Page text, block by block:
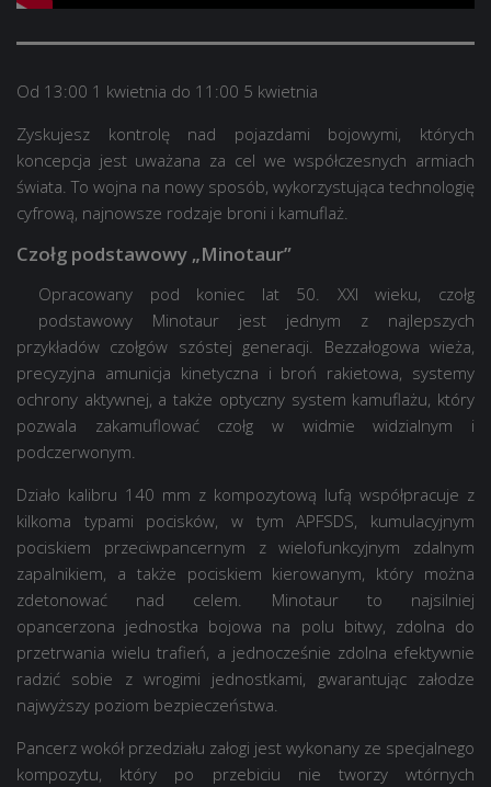
Od 13:00 1 kwietnia do 11:00 5 kwietnia
Zyskujesz kontrolę nad pojazdami bojowymi, których
koncepcja jest uważana za cel we współczesnych armiach
świata. To wojna na nowy sposób, wykorzystująca technologię
cyfrową, najnowsze rodzaje broni i kamuflaż.
Czołg podstawowy „Minotaur”
Opracowany pod koniec lat 50. XXI wieku, czołg
podstawowy Minotaur jest jednym z najlepszych
przykładów czołgów szóstej generacji. Bezzałogowa wieża,
precyzyjna amunicja kinetyczna i broń rakietowa, systemy
ochrony aktywnej, a także optyczny system kamuflażu, który
pozwala zakamuflować czołg w widmie widzialnym i
podczerwonym.
Działo kalibru 140 mm z kompozytową lufą współpracuje z
kilkoma typami pocisków, w tym APFSDS, kumulacyjnym
pociskiem przeciwpancernym z wielofunkcyjnym zdalnym
zapalnikiem, a także pociskiem kierowanym, który można
zdetonować nad celem. Minotaur to najsilniej
opancerzona jednostka bojowa na polu bitwy, zdolna do
przetrwania wielu trafień, a jednocześnie zdolna efektywnie
radzić sobie z wrogimi jednostkami, gwarantując załodze
najwyższy poziom bezpieczeństwa.
Pancerz wokół przedziału załogi jest wykonany ze specjalnego
kompozytu, który po przebiciu nie tworzy wtórnych